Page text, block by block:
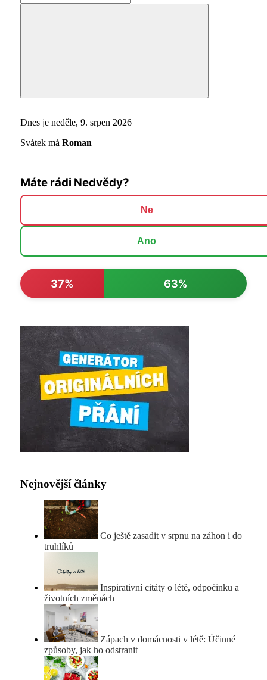
for:
Search
Dnes je neděle, 9. srpen 2026
Svátek má Roman
Máte rádi Nedvědy?
Ne
Ano
37% 63%
Nejnovější články
Co ještě zasadit v srpnu na záhon i do
truhlíků
Inspirativní citáty o létě, odpočinku a
životních změnách
Zápach v domácnosti v létě: Účinné
způsoby, jak ho odstranit